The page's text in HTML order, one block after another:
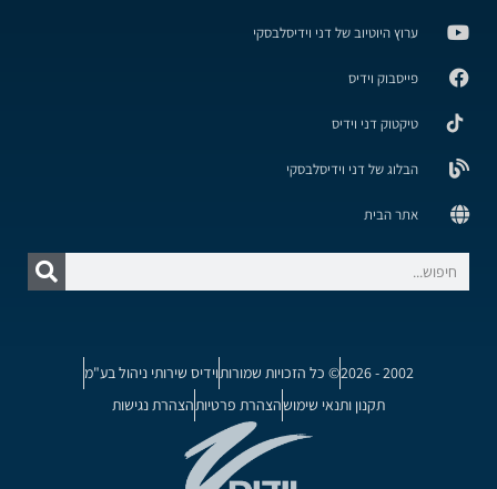
ערוץ היוטיוב של דני וידיסלבסקי
פייסבוק וידיס
טיקטוק דני וידיס
הבלוג של דני וידיסלבסקי
אתר הבית
2002 - 2026 © כל הזכויות שמורותוידיס שירותי ניהול בע"מ
תקנון ותנאי שימושהצהרת פרטיותהצהרת נגישות